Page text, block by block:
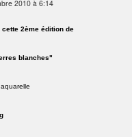
2010 à 6:14
2ème édition de
blanches"